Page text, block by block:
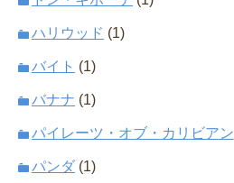
ハリウッド (1)
バイト (1)
バナナ (1)
パイレーツ・オブ・カリビアン
パンダ (1)